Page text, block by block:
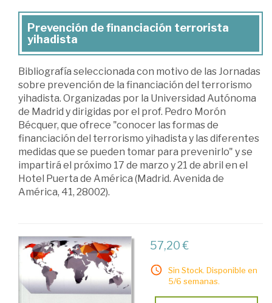
Prevención
de
financiación
terrorista
yihadista
Prevención de financiación terrorista
yihadista
Bibliografía seleccionada con motivo de las Jornadas
sobre prevención de la financiación del terrorismo
yihadista. Organizadas por la Universidad Autónoma
de Madrid y dirigidas por el prof. Pedro Morón
Bécquer, que ofrece "conocer las formas de
financiación del terrorismo yihadista y las diferentes
medidas que se pueden tomar para prevenirlo" y se
impartirá el próximo 17 de marzo y 21 de abril en el
Hotel Puerta de América (Madrid. Avenida de
América, 41, 28002).
57,20 €
Sin Stock. Disponible en
5/6 semanas.